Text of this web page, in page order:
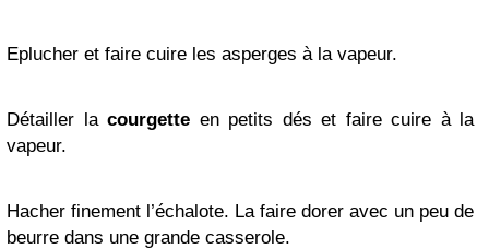
Eplucher et faire cuire les asperges à la vapeur.
Détailler la courgette en petits dés et faire cuire à la
vapeur.
Hacher finement l’échalote. La faire dorer avec un peu de
beurre dans une grande casserole.